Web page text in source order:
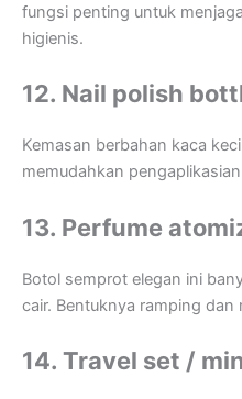
fungsi penting untuk
higienis.
12. Nail polish
Kemasan berbahan kaca
memudahkan
13. Perfume
Botol semprot elegan ini
cair. Bentuknya ramping
14. Travel set /